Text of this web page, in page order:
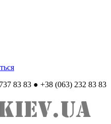
83 83 ● +38 (063) 232 83 83